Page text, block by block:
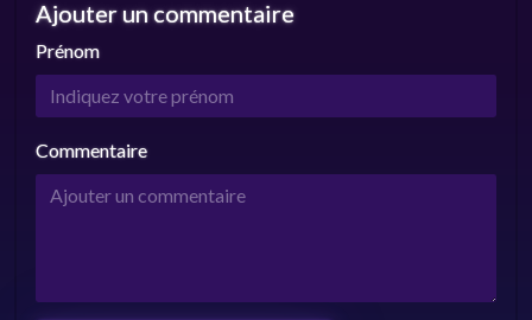
Ajouter un commentaire
Prénom
Commentaire